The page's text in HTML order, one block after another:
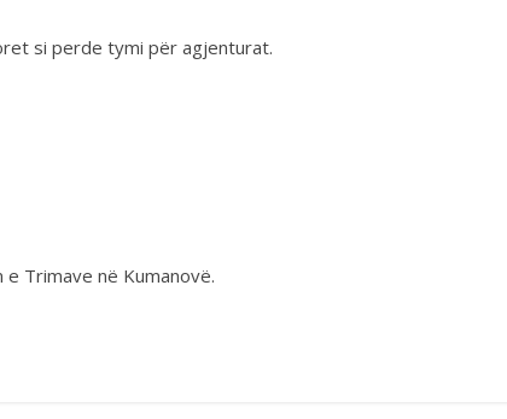
si perde tymi për agjenturat.
Trimave në Kumanovë.